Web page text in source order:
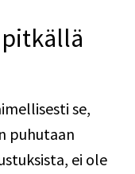
se,
puhutaan
ei ole